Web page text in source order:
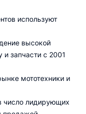
используют
высокой
и запчасти с 2001
мототехники и
число лидирующих